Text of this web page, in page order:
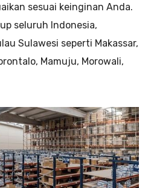
sesuai keinginan Anda.
seluruh Indonesia,
Sulawesi seperti Makassar,
Mamuju, Morowali,